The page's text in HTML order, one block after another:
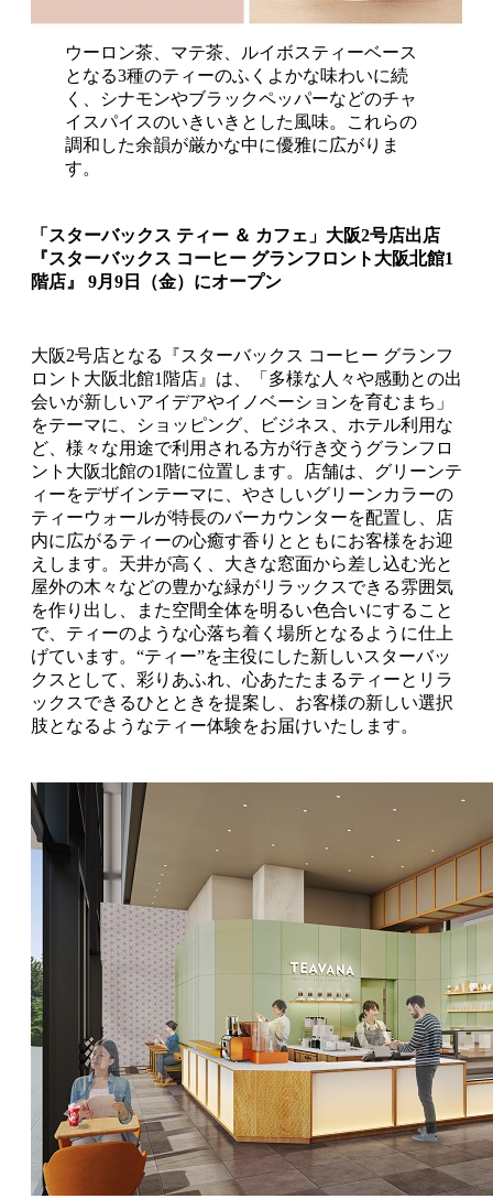
ウーロン茶、マテ茶、ルイボスティーベース
となる3種のティーのふくよかな味わいに続
く、シナモンやブラックペッパーなどのチャ
イスパイスのいきいきとした風味。これらの
調和した余韻が厳かな中に優雅に広がりま
す。
「スターバックス ティー ＆ カフェ」大阪2号店出店
『スターバックス コーヒー グランフロント大阪北館1
階店』 9月9日（金）にオープン
大阪2号店となる『スターバックス コーヒー グランフ
ロント大阪北館1階店』は、「多様な人々や感動との出
会いが新しいアイデアやイノベーションを育むまち」
をテーマに、ショッピング、ビジネス、ホテル利用な
ど、様々な用途で利用される方が行き交うグランフロ
ント大阪北館の1階に位置します。店舗は、グリーンテ
ィーをデザインテーマに、やさしいグリーンカラーの
ティーウォールが特長のバーカウンターを配置し、店
内に広がるティーの心癒す香りとともにお客様をお迎
えします。天井が高く、大きな窓面から差し込む光と
屋外の木々などの豊かな緑がリラックスできる雰囲気
を作り出し、また空間全体を明るい色合いにすること
で、ティーのような心落ち着く場所となるように仕上
げています。“ティー”を主役にした新しいスターバッ
クスとして、彩りあふれ、心あたたまるティーとリラ
ックスできるひとときを提案し、お客様の新しい選択
肢となるようなティー体験をお届けいたします。